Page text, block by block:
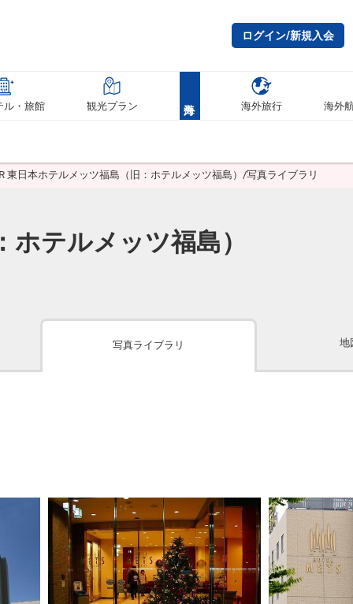
ログイン/新規入会
ル・旅館 観光プラン 海外旅行 海外
東日本ホテルメッツ福島（旧：ホテルメッツ福島）/写真ライブラリ
テルメッツ福島）
写真ライブラリ 地